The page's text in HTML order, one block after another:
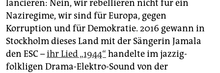
lancieren: Nein, wir rebellieren nicht für ein
Naziregime, wir sind für Europa, gegen
Korruption und für Demokratie. 2016 gewann in
Stockholm dieses Land mit der Sängerin Jamala
den ESC –ihr Lied „1944“ handelte im jazzig-
folkligen Drama-Elektro-Sound von der